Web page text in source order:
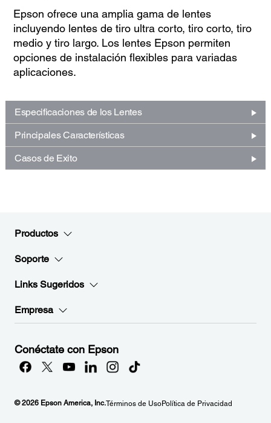
Epson ofrece una amplia gama de lentes
incluyendo lentes de tiro ultra corto, tiro corto, tiro
medio y tiro largo. Los lentes Epson permiten
opciones de instalación flexibles para variadas
aplicaciones.
Especificaciones de los Lentes
Principales Características
Casos de Exito
Productos
Soporte
Links Sugeridos
Empresa
Conéctate con Epson
© 2026 Epson America, Inc.Términos de UsoPolítica de Privacidad